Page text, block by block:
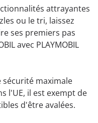
attrayantes
ou le tri, laissez
ses premiers pas
avec PLAYMOBIL
sécurité maximale
l'UE, il est exempt de
d'être avalées.